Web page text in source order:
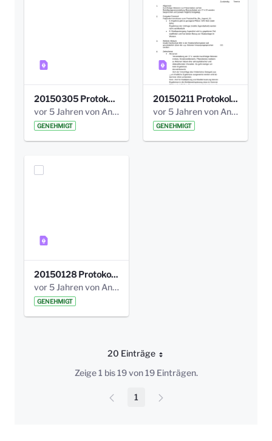
20150305 Protokoll Bismarckplatz _UrbanG_01.pdf
vor 5 Jahren von Anni Schlumberger
GENEHMIGT
20150211 Protokoll Bismarckplatz_Jugend_02b.pdf
vor 5 Jahren von Anni Schlumberger
GENEHMIGT
20150128 Protokoll Bismarckplatz_Jugend_01.pdf
vor 5 Jahren von Anni Schlumberger
GENEHMIGT
20 Einträge
Pro Seite
Zeige 1 bis 19 von 19 Einträgen.
Seite
1